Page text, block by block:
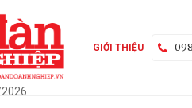
GIỚI THIỆU